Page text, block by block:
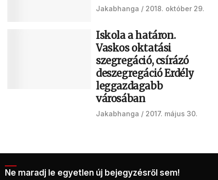
Jakabhanga 2018. október 29.
Iskola a határon.
Vaskos oktatási
szegregáció, csírázó
deszegregáció Erdély
leggazdagabb
városában
Jakabhanga 2017. május 30.
Ne maradj le egyetlen új bejegyzésről sem!